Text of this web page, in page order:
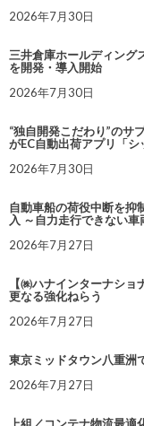
2026年7月30日
三井倉庫ホールディング
を開発・導入開始
2026年7月30日
“独自開発こだわり”のサ
がEC自動出荷アプリ「
2026年7月30日
自動車船の荷役中断を抑
入 ～自力走行できない
2026年7月27日
【㈱ハナインターナシ
更なる強化ねらう
2026年7月27日
東京ミッドタウン八重洲
2026年7月27日